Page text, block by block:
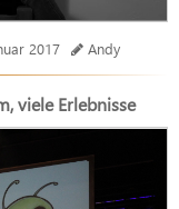
2017 Andy
viele Erlebnisse